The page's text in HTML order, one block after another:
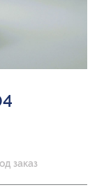
заказ